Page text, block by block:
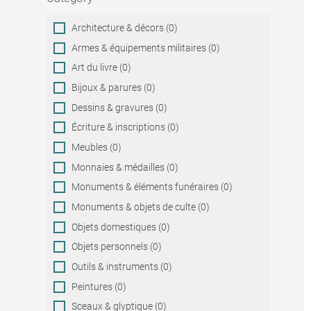
Category
Architecture & décors (0)
Armes & équipements militaires (0)
Art du livre (0)
Bijoux & parures (0)
Dessins & gravures (0)
Écriture & inscriptions (0)
Meubles (0)
Monnaies & médailles (0)
Monuments & éléments funéraires (0)
Monuments & objets de culte (0)
Objets domestiques (0)
Objets personnels (0)
Outils & instruments (0)
Peintures (0)
Sceaux & glyptique (0)